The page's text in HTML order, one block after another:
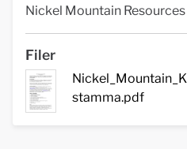
Nickel Mountain
Filer
stamma.pdf